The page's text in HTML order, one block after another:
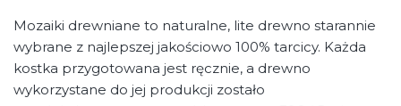
Mozaiki drewniane to naturalne, lite drewno starannie
wybrane z najlepszej jakościowo 100% tarcicy. Każda
kostka przygotowana jest ręcznie, a drewno
wykorzystane do jej produkcji zostało